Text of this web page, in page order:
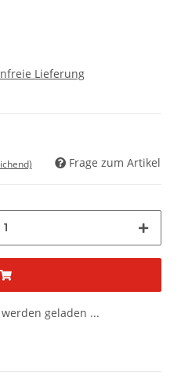
Lieferung
Frage zum Artikel
geladen ...